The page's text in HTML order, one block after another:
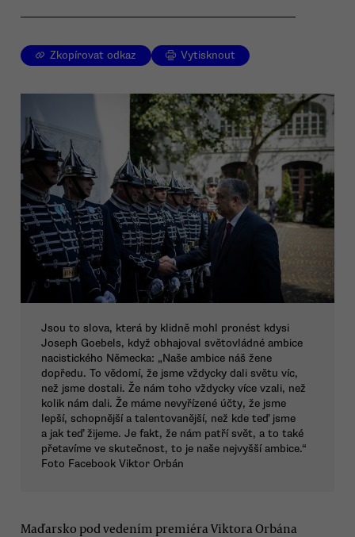
Zkopírovat odkaz Vytisknout
Jsou to slova, která by klidně mohl pronést kdysi
Joseph Goebels, když obhajoval světovládné ambice
nacistického Německa: „Naše ambice náš žene
dopředu. To vědomí, že jsme vždycky dali světu víc,
než jsme dostali. Že nám toho vždycky více vzali, než
kolik nám dali. Že máme nevyřízené účty, že jsme
lepší, schopnější a talentovanější, než kde teď jsme
a jak teď žijeme. Je fakt, že nám patří svět, a to také
přetavíme ve skutečnost, to je naše nejvyšší ambice.“
Foto Facebook Viktor Orbán
Maďarsko pod vedením premiéra Viktora Orbána